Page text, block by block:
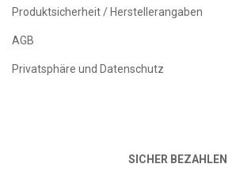
Produktsicherheit / Herstellerangaben
AGB
Privatsphäre und Datenschutz
SICHER BEZAHLEN